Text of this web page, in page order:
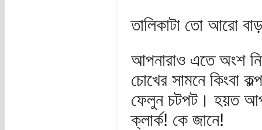
তালিকাটা তো আরো
আপনারাও এতে অংশ
চোখের সামনে কিংবা
ফেলুন চটপট। হয়ত
ক্লার্ক! কে জানে!